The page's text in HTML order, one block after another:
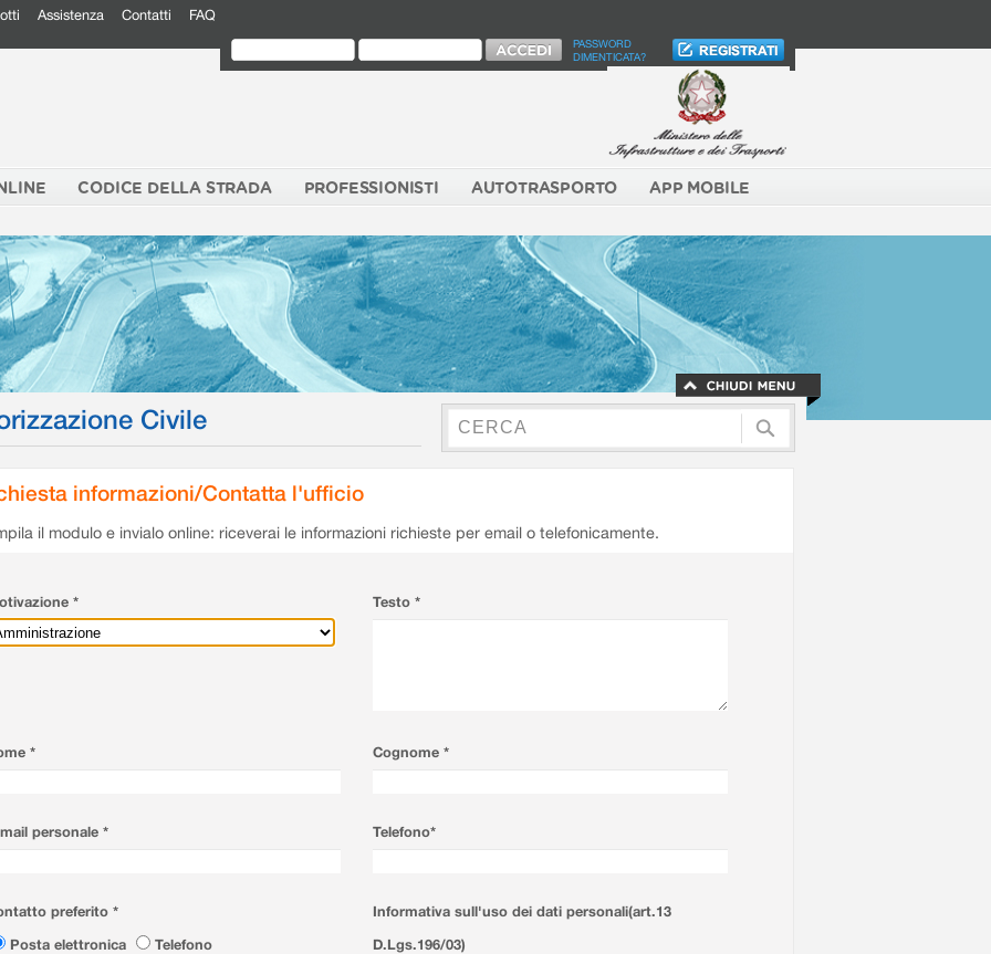
Assistenza Contatti FAQ
PASSWORD
DIMENTICATA?
CODICE DELLA STRADA PROFESSIONISTI AUTOTRASPORTO APP MOBILE
Civile
informazioni/Contatta l'ufficio
il modulo e invialo online: riceverai le informazioni richieste per email o telefonicamente.
* Testo *
* Cognome *
personale * Telefono*
preferito *
Posta elettronica
Telefono
Informativa sull'uso dei dati personali(art.13
D.Lgs.196/03)